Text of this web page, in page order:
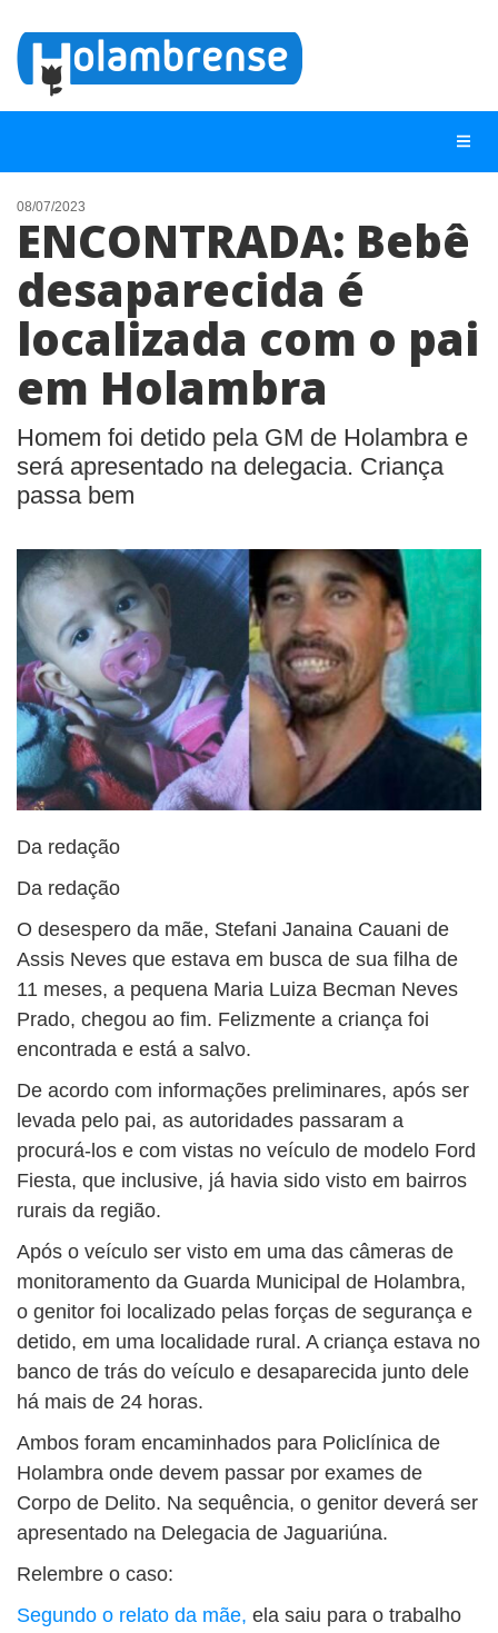
NOTÍCIAS
LISTA DIGITAL
TELEFONES ÚTEIS
ANUNCIE
BUSCAR
08/07/2023
ENCONTRADA: Bebê
desaparecida é
localizada com o pai
em Holambra
Homem foi detido pela GM de Holambra e
será apresentado na delegacia. Criança
passa bem
Da redação
Da redação
O desespero da mãe, Stefani Janaina Cauani de
Assis Neves que estava em busca de sua filha de
11 meses, a pequena Maria Luiza Becman Neves
Prado, chegou ao fim. Felizmente a criança foi
encontrada e está a salvo.
De acordo com informações preliminares, após ser
levada pelo pai, as autoridades passaram a
procurá-los e com vistas no veículo de modelo Ford
Fiesta, que inclusive, já havia sido visto em bairros
rurais da região.
Após o veículo ser visto em uma das câmeras de
monitoramento da Guarda Municipal de Holambra,
o genitor foi localizado pelas forças de segurança e
detido, em uma localidade rural. A criança estava no
banco de trás do veículo e desaparecida junto dele
há mais de 24 horas.
Ambos foram encaminhados para Policlínica de
Holambra onde devem passar por exames de
Corpo de Delito. Na sequência, o genitor deverá ser
apresentado na Delegacia de Jaguariúna.
Relembre o caso:
Segundo o relato da mãe, ela saiu para o trabalho